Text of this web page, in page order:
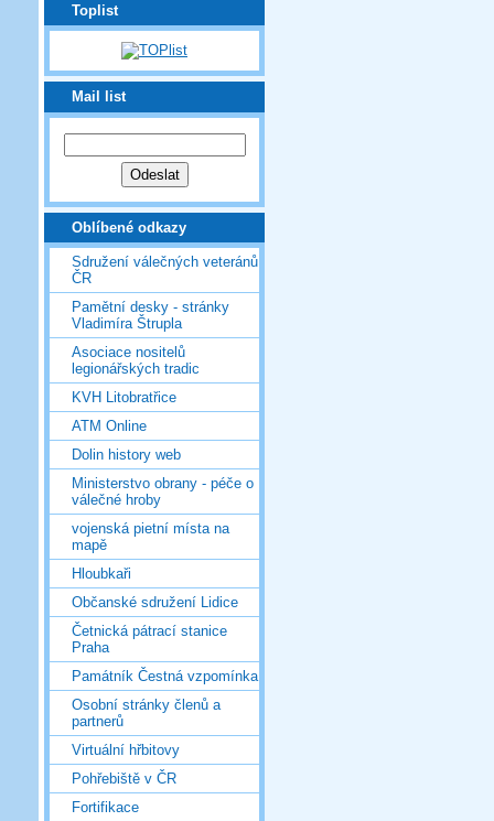
Toplist
Mail list
Oblíbené odkazy
Sdružení válečných veteránů
ČR
Pamětní desky - stránky
Vladimíra Štrupla
Asociace nositelů
legionářských tradic
KVH Litobratřice
ATM Online
Dolin history web
Ministerstvo obrany - péče o
válečné hroby
vojenská pietní místa na
mapě
Hloubkaři
Občanské sdružení Lidice
Četnická pátrací stanice
Praha
Památník Čestná vzpomínka
Osobní stránky členů a
partnerů
Virtuální hřbitovy
Pohřebiště v ČR
Fortifikace